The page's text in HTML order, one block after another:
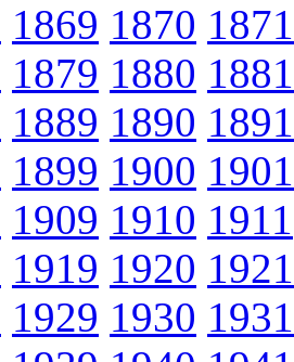
1869 1870 1871
1879 1880 1881
1889 1890 1891
1899 1900 1901
1909 1910 1911
1919 1920 1921
1929 1930 1931